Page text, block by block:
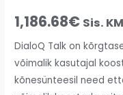
1,186.68€ Sis. KM
DialoQ Talk on
võimalik kasutajal
kõnesünteesil need